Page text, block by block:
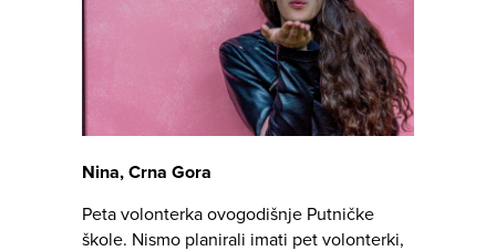
Nina, Crna Gora
Peta volonterka ovogodišnje Putničke
škole. Nismo planirali imati pet volonterki,